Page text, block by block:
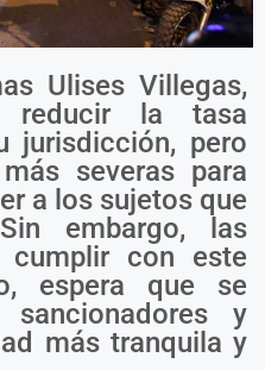
Ulises Villegas,
reducir la tasa
jurisdicción, pero
severas para
a los sujetos que
embargo, las
cumplir con este
espera que se
sancionadores y
más tranquila y